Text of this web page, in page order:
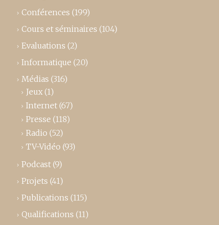
Conférences (199)
Cours et séminaires (104)
Evaluations (2)
Informatique (20)
Médias (316)
Jeux (1)
Internet (67)
Presse (118)
Radio (52)
TV-Vidéo (93)
Podcast (9)
Projets (41)
Publications (115)
Qualifications (11)